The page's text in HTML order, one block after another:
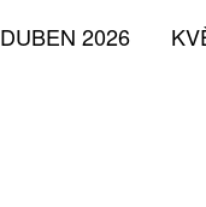
DUBEN 2026